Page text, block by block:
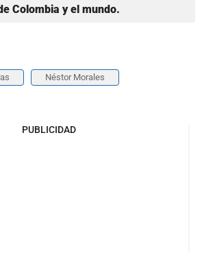
Colombia y el mundo.
Néstor Morales
PUBLICIDAD